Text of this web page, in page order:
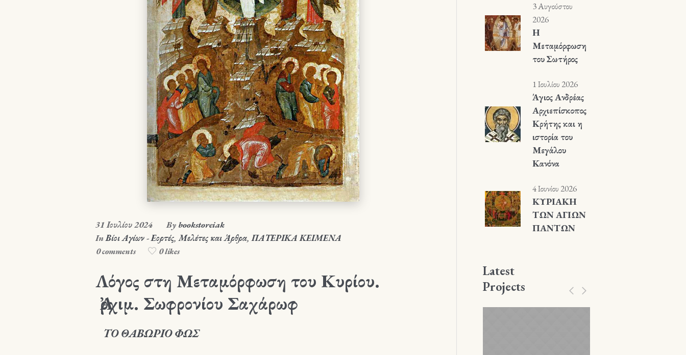
31 Ιουλίου 2024 By bookstoreiak
InΒίοι Αγίων - Εορτές,Μελέτες και Άρθρα,ΠΑΤΕΡΙΚΑ ΚΕΙΜΕΝΑ
0 comments 0 likes
Λόγος στη Μεταμόρφωση του Κυρίου.
Ἀρχιμ. Σωφρονίου Σαχάρωφ
ΤΟ ΘΑΒΩΡΙΟ ΦΩΣ
3 Αυγούστου
2026
Η
Μεταμόρφωση
του Σωτήρος
1 Ιουλίου 2026
Άγιος Ανδρέας
Αρχιεπίσκοπος
Κρήτης και η
ιστορία του
Μεγάλου
Κανόνα
4 Ιουνίου 2026
ΚΥΡΙΑΚΗ
ΤΩΝ ΑΓΙΩΝ
ΠΑΝΤΩΝ
Latest
Projects